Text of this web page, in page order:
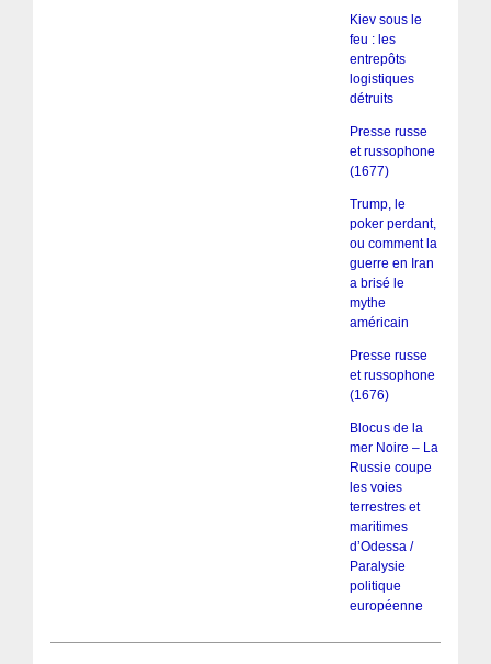
Kiev sous le
feu : les
entrepôts
logistiques
détruits
Presse russe
et russophone
(1677)
Trump, le
poker perdant,
ou comment la
guerre en Iran
a brisé le
mythe
américain
Presse russe
et russophone
(1676)
Blocus de la
mer Noire – La
Russie coupe
les voies
terrestres et
maritimes
d’Odessa /
Paralysie
politique
européenne